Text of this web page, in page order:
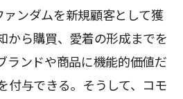
ンダムを新規顧客として獲
から購買、愛着の形成までを
ランドや商品に機能的価値だ
付与できる。そうして、コモ